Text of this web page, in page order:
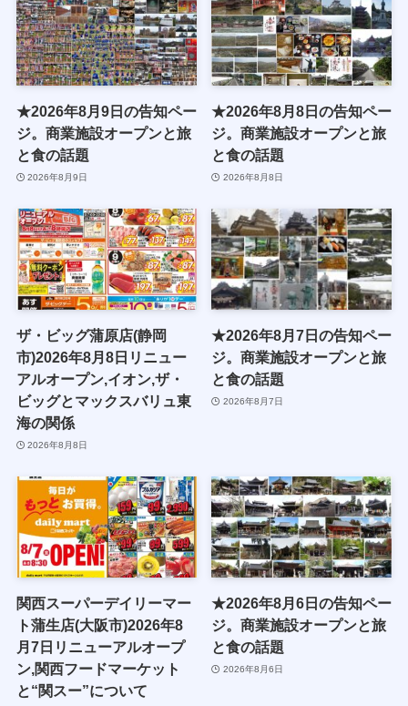
★2026年8月9日の告知ペー
ジ。商業施設オープンと旅
と食の話題
2026年8月9日
★2026年8月8日の告知ペー
ジ。商業施設オープンと旅
と食の話題
2026年8月8日
ザ・ビッグ蒲原店(静岡
市)2026年8月8日リニュー
アルオープン,イオン,ザ・
ビッグとマックスバリュ東
海の関係
2026年8月8日
★2026年8月7日の告知ペー
ジ。商業施設オープンと旅
と食の話題
2026年8月7日
関西スーパーデイリーマー
ト蒲生店(大阪市)2026年8
月7日リニューアルオープ
ン,関西フードマーケット
と“関スー”について
★2026年8月6日の告知ペー
ジ。商業施設オープンと旅
と食の話題
2026年8月6日